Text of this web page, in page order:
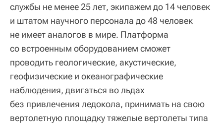
службы не менее 25 лет, экипажем до 14 человек
и штатом научного персонала до 48 человек
не имеет аналогов в мире. Платформа
со встроенным оборудованием сможет
проводить геологические, акустические,
геофизические и океанографические
наблюдения, двигаться во льдах
без привлечения ледокола, принимать на свою
вертолетную площадку тяжелые вертолеты типа